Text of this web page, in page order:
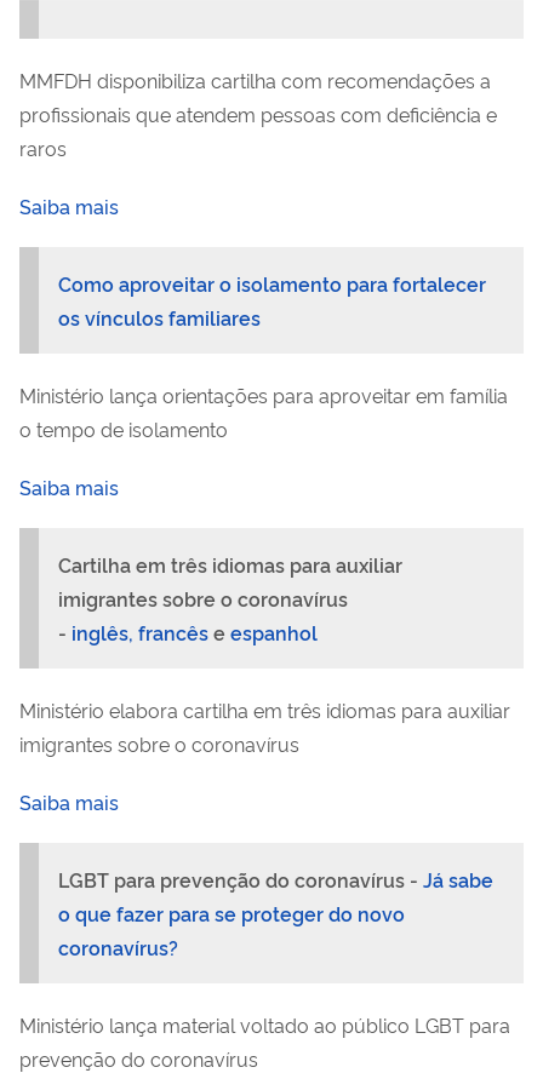
MMFDH disponibiliza cartilha com recomendações a
profissionais que atendem pessoas com deficiência e
raros
Saiba mais
Como aproveitar o isolamento para fortalecer
os vínculos familiares
Ministério lança orientações para aproveitar em família
o tempo de isolamento
Saiba mais
Cartilha em três idiomas para auxiliar
imigrantes sobre o coronavírus
- inglês, francêse espanhol
Ministério elabora cartilha em três idiomas para auxiliar
imigrantes sobre o coronavírus
Saiba mais
LGBT para prevenção do coronavírus - Já sabe
o que fazer para se proteger do novo
coronavírus?
Ministério lança material voltado ao público LGBT para
prevenção do coronavírus